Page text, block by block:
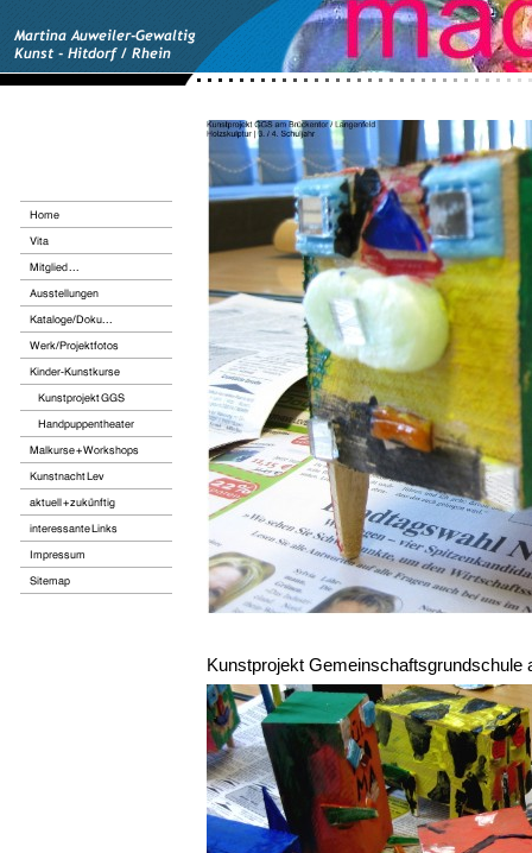
Kunstprojekt Gemeinschaftsgrundschule